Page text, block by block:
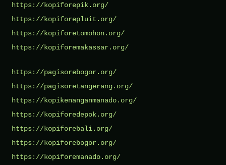
https://kopiforepik.org/
https://kopiforepluit.org/
https://kopiforetomohon.org/
https://kopiforemakassar.org/
https://pagisorebogor.org/
https://pagisoretangerang.org/
https://kopikenanganmanado.org/
https://kopiforedepok.org/
https://kopiforebali.org/
https://kopiforebogor.org/
https://kopiforemanado.org/